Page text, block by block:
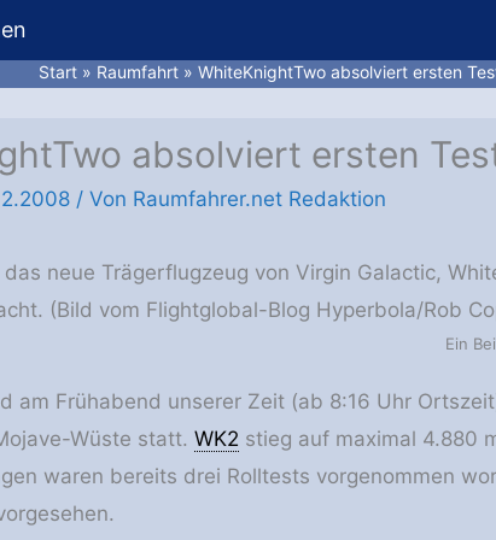
Start Raumfahrt WhiteKnightTwo absolviert ersten
absolviert ersten
/ Von Raumfahrer.net Redaktion
neue Trägerflugzeug von Virgin Galactic,
(Bild vom Flightglobal-Blog Hyperbola/Rob
Ein
am Frühabend unserer Zeit (ab 8:16 Uhr
Wüste statt. WK2 stieg auf maximal 4.880
waren bereits drei Rolltests vorgenommen